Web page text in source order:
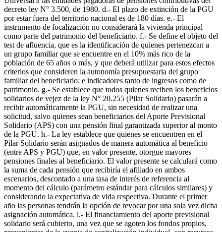
decreto ley N° 3.500, de 1980. d.- El plazo de extinción de la PGU
por estar fuera del territorio nacional es de 180 días. e.- El
instrumento de focalización no considerará la vivienda principal
como parte del patrimonio del beneficiario. f.- Se define el objeto del
test de afluencia, que es la identificación de quienes pertenezcan a
un grupo familiar que se encuentre en el 10% más rico de la
población de 65 años o más, y que deberá utilizar para estos efectos
criterios que consideren la autonomía presupuestaria del grupo
familiar del beneficiario; e indicadores tanto de ingresos como de
patrimonio. g.- Se establece que todos quienes reciben los beneficios
solidarios de vejez de la ley N° 20.255 (Pilar Solidario) pasarán a
recibir automáticamente la PGU, sin necesidad de realizar una
solicitud, salvo quienes sean beneficiarios del Aporte Previsional
Solidario (APS) con una pensión final garantizada superior al monto
de la PGU. h.- La ley establece que quienes se encuentren en el
Pilar Solidario serán asignados de manera automática al beneficio
(entre APS y PGU) que, en valor presente, otorgue mayores
pensiones finales al beneficiario. El valor presente se calculará como
la suma de cada pensión que recibiría el afiliado en ambos
escenarios, descontado a una tasa de interés de referencia al
momento del cálculo (parámetro estándar para cálculos similares) y
considerando la expectativa de vida respectiva. Durante el primer
año las personas tendrán la opción de revocar por una sola vez dicha
asignación automática. i.- El financiamiento del aporte previsional
solidario será cubierto, una vez que se agoten los fondos propios,